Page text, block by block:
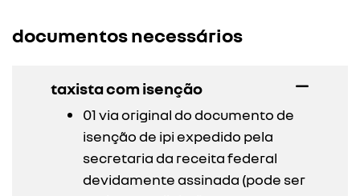
documentos necessários
taxista com isenção
01 via original do documento de
isenção de ipi expedido pela
secretaria da receita federal
devidamente assinada (pode ser